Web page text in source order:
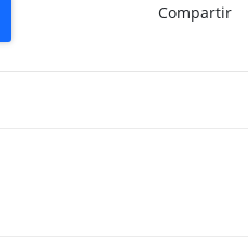
Compartir